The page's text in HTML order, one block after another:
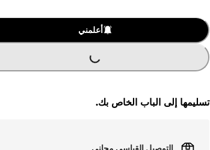
أعلمني
تسليمها إلى الباب الخاص بك.